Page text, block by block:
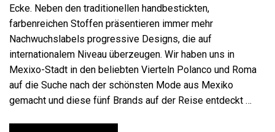
Ecke. Neben den traditionellen handbestickten,
farbenreichen Stoffen präsentieren immer mehr
Nachwuchslabels progressive Designs, die auf
internationalem Niveau überzeugen. Wir haben uns in
Mexixo-Stadt in den beliebten Vierteln Polanco und Roma
auf die Suche nach der schönsten Mode aus Mexiko
gemacht und diese fünf Brands auf der Reise entdeckt …